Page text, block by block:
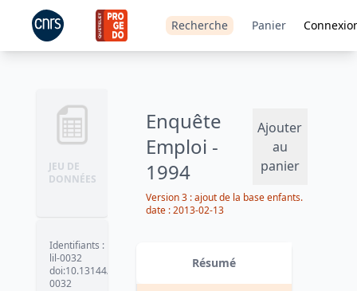
Recherche Panier
JEU DE
DONNÉES
Enquête
Emploi -
1994
Ajouter
au
panier
Version 3 : ajout de la base enfants.
date :2013-02-13
Identifiants :
lil-0032
doi:10.13144/lil-
0032
Résumé